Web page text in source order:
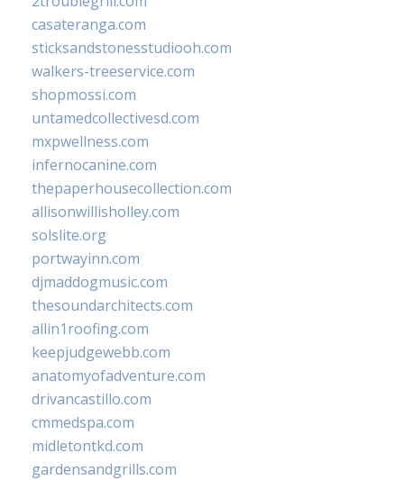
casateranga.com
sticksandstonesstudiooh.com
walkers-treeservice.com
shopmossi.com
untamedcollectivesd.com
mxpwellness.com
infernocanine.com
thepaperhousecollection.com
allisonwillisholley.com
solslite.org
portwayinn.com
djmaddogmusic.com
thesoundarchitects.com
allin1roofing.com
keepjudgewebb.com
anatomyofadventure.com
drivancastillo.com
cmmedspa.com
midletontkd.com
gardensandgrills.com